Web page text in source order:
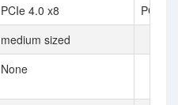
PCIe 4.0 x8
PCIe
medium sized
None